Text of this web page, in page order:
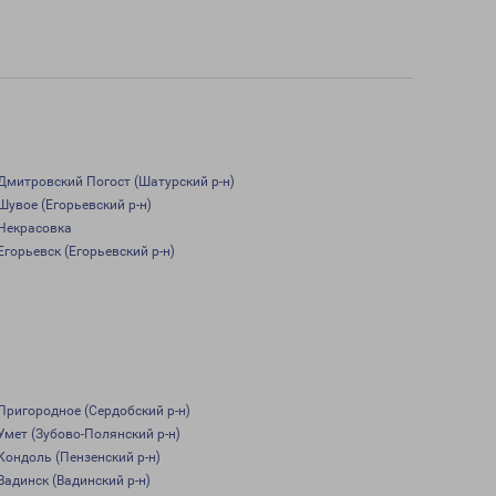
Погост (Шатурский р-н)
(Егорьевский р-н)
(Егорьевский р-н)
(Сердобский р-н)
(Зубово-Полянский р-н)
(Пензенский р-н)
(Вадинский р-н)